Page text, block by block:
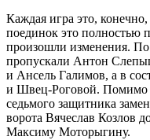
Каждая игра это,
поединок это полностью
произошли изменения.
пропускали Антон
и Ансель Галимов, а в
и Швец-Роговой. Помимо
седьмого защитника
ворота Вячеслав Козлов
Максиму Моторыгину.